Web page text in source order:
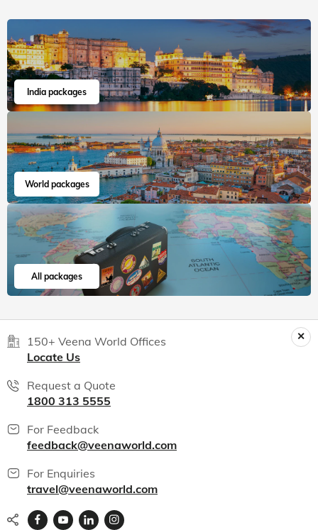
India packages
World packages
All packages
150+ Veena World Offices
Locate Us
Request a Quote
1800 313 5555
For Feedback
feedback@veenaworld.com
For Enquiries
travel@veenaworld.com